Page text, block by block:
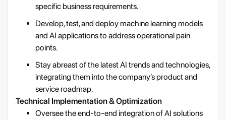
specific business requirements.
Develop, test, and deploy machine learning models
and AI applications to address operational pain
points.
Stay abreast of the latest AI trends and technologies,
integrating them into the company’s product and
service roadmap.
Technical Implementation & Optimization
Oversee the end-to-end integration of AI solutions